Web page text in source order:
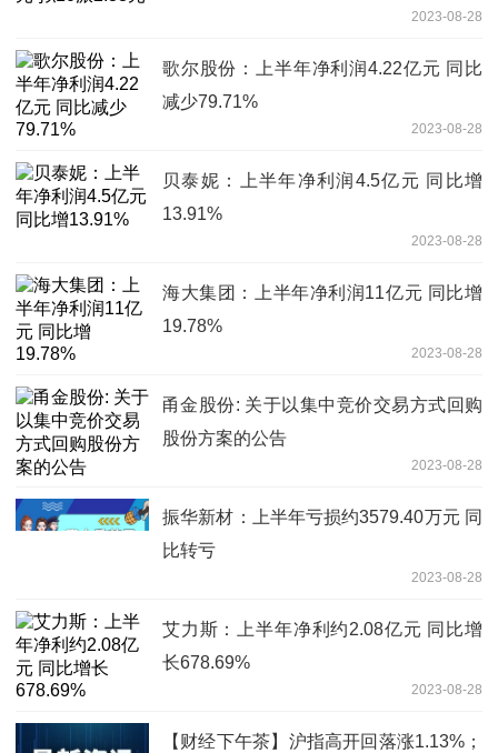
2023-08-28
歌尔股份：上半年净利润4.22亿元 同比
减少79.71%
2023-08-28
贝泰妮：上半年净利润4.5亿元 同比增
13.91%
2023-08-28
海大集团：上半年净利润11亿元 同比增
19.78%
2023-08-28
甬金股份: 关于以集中竞价交易方式回购
股份方案的公告
2023-08-28
振华新材：上半年亏损约3579.40万元 同
比转亏
2023-08-28
艾力斯：上半年净利约2.08亿元 同比增
长678.69%
2023-08-28
【财经下午茶】沪指高开回落涨1.13%；